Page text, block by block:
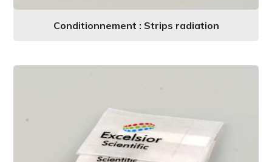
Conditionnement : Strips radiation